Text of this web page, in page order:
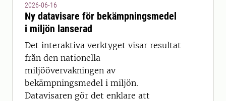
2026-06-16
Ny datavisare för bekämpningsmedel
i miljön lanserad
Det interaktiva verktyget visar resultat
från den nationella
miljöövervakningen av
bekämpningsmedel i miljön.
Datavisaren gör det enklare att